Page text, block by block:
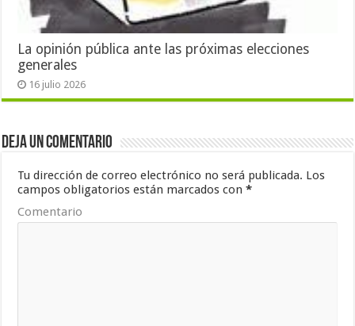
La opinión pública ante las próximas elecciones
generales
16 julio 2026
Deja un comentario
Tu dirección de correo electrónico no será publicada. Los
campos obligatorios están marcados con*
Comentario